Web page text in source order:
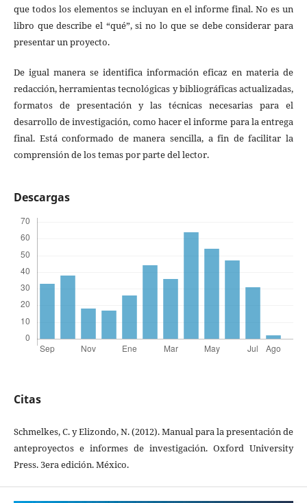
que todos los elementos se incluyan en el informe final. No es un
libro que describe el “qué”, si no lo que se debe considerar para
presentar un proyecto.
De igual manera se identifica información eficaz en materia de
redacción, herramientas tecnológicas y bibliográficas actualizadas,
formatos de presentación y las técnicas necesarias para el
desarrollo de investigación, como hacer el informe para la entrega
final. Está conformado de manera sencilla, a fin de facilitar la
comprensión de los temas por parte del lector.
Descargas
Citas
Schmelkes, C. y Elizondo, N. (2012). Manual para la presentación de
anteproyectos e informes de investigación. Oxford University
Press. 3era edición. México.